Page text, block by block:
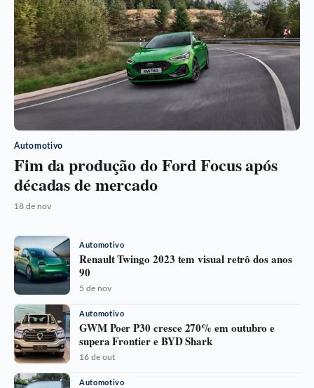
Automotivo
Fim da produção do Ford Focus após
décadas de mercado
18 de nov
Automotivo
Renault Twingo 2023 tem visual retrô dos anos
90
5 de nov
Automotivo
GWM Poer P30 cresce 270% em outubro e
supera Frontier e BYD Shark
16 de out
Automotivo